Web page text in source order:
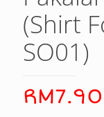
(Shirt
SO01)
RM7.90